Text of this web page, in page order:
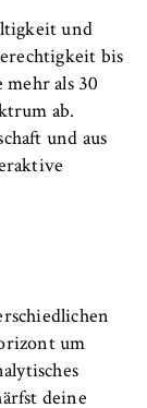
und
bis
als 30
ab.
und aus
um
deine